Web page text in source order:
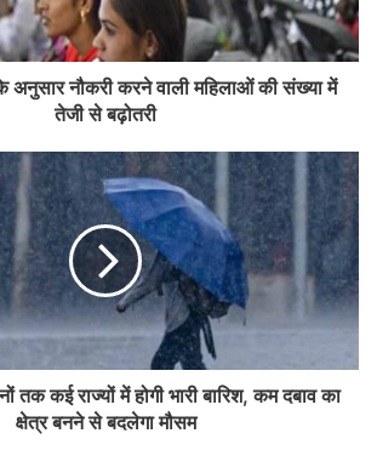
के अनुसार नौकरी करने वाली महिलाओं की संख्या में
तेजी से बढ़ोतरी
तक कई राज्यों में होगी भारी बारिश, कम दबाव का
क्षेत्र बनने से बदलेगा मौसम